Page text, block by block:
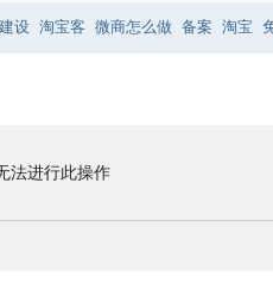
设 淘宝客 微商怎么做 备案 淘宝
法进行此操作